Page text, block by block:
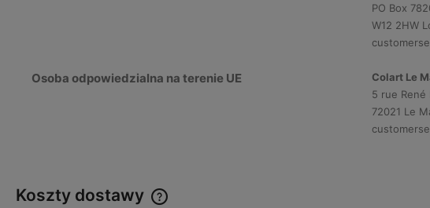
PO Box
W12 2HW
Osoba odpowiedzialna na terenie UE
Colart Le
5 rue René
72021 Le
Koszty dostawy